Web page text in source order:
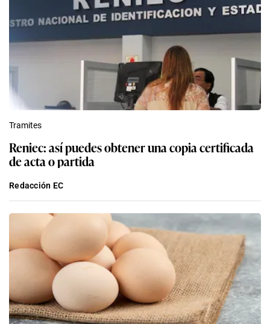
Tramites
Reniec: así puedes obtener una copia certificada
de acta o partida
Redacción EC